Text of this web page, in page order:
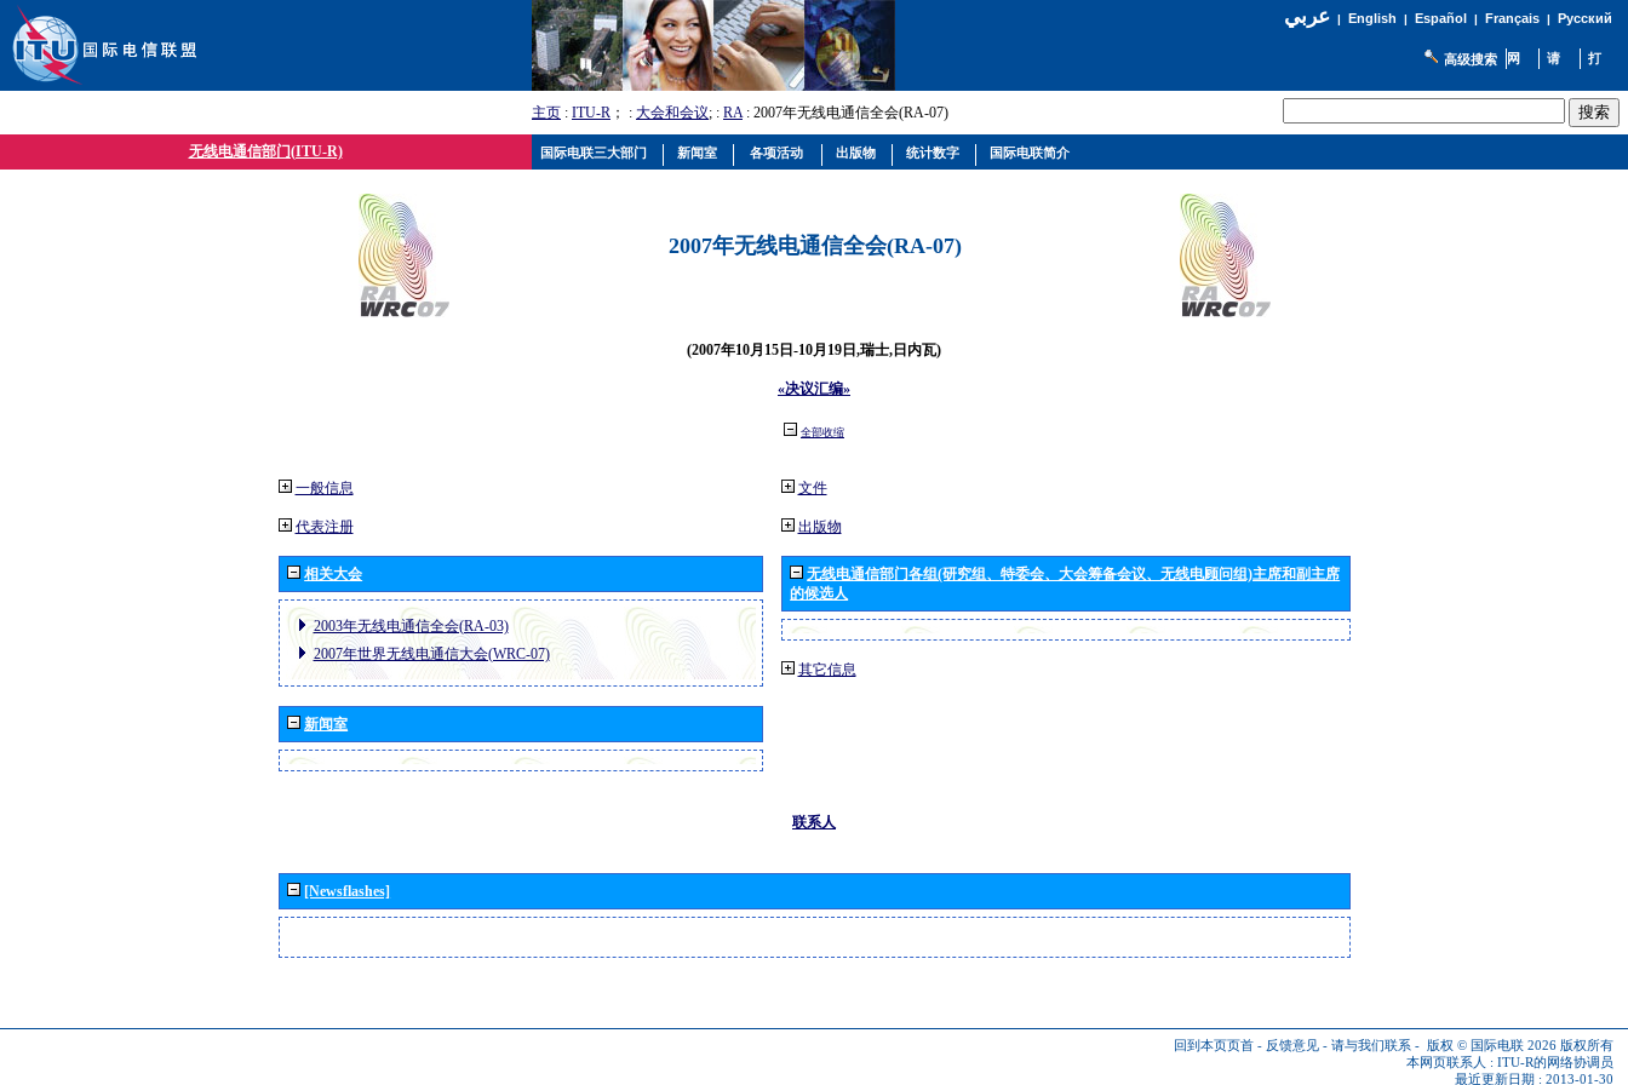
عربي| English | Español | Français| Русский
高级搜索
主页 : ITU-R ； : 大会和会议; : RA: 2007年无线电通信全会(RA-07)
无线电通信部门(ITU-R)
2007年无线电通信全会(RA-07)
(2007年10月15日-10月19日,瑞士,日内瓦)
«决议汇编»
全部收缩
一般信息
代表注册
相关大会
2003年无线电通信全会(RA-03)
2007年世界无线电通信大会(WRC-07)
新闻室
文件
出版物
无线电通信部门各组(研究组、特委会、大会筹备会议、无线电顾问组)主席和副主席
的候选人
其它信息
联系人
[Newsflashes]
回到本页页首 - 反馈意见 - 请与我们联系 - 版权 © 国际电联 2026 版权所有
本网页联系人 : ITU-R的网络协调员
最近更新日期 : 2013-01-30
国际电联三大部门 新闻室 各项活动 出版物 统计数字 国际电联简介